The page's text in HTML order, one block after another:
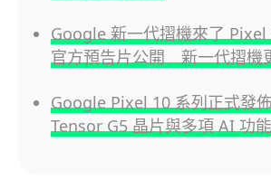
Google 新一代摺機來了
官方預告片公開 新一代摺機
Google Pixel 10 系列正式發
Tensor G5 晶片與多項 AI 功能